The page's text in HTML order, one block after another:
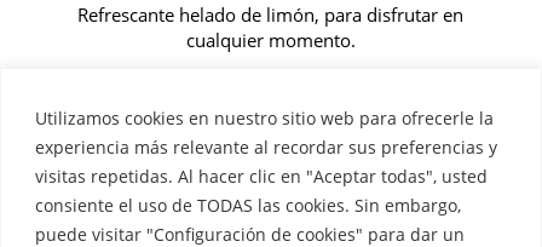
Utilizamos cookies en nuestro sitio web para ofrecerle la
experiencia más relevante al recordar sus preferencias y
visitas repetidas. Al hacer clic en "Aceptar todas", usted
consiente el uso de TODAS las cookies. Sin embargo,
puede visitar "Configuración de cookies" para dar un
Refrescante helado de limón, para disfrutar en
cualquier momento.